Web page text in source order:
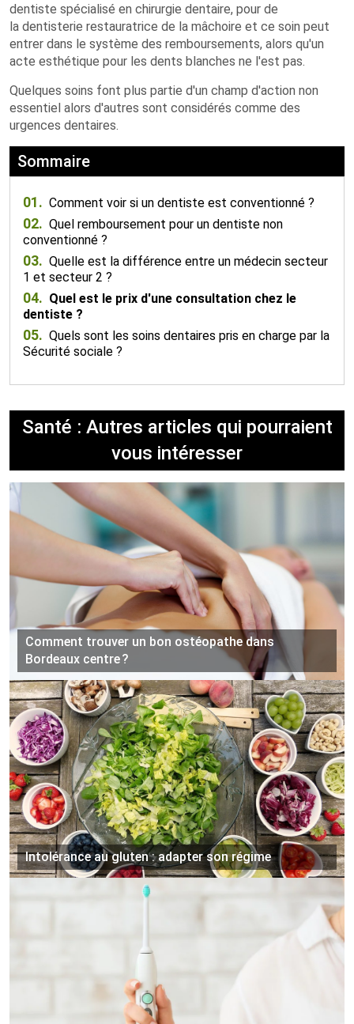
dentiste spécialisé en chirurgie dentaire, pour de
la dentisterie restauratrice de la mâchoire et ce soin peut
entrer dans le système des remboursements, alors qu'un
acte esthétique pour les dents blanches ne l'est pas.
Quelques soins font plus partie d'un champ d'action non
essentiel alors d'autres sont considérés comme des
urgences dentaires.
Sommaire
01. Comment voir si un dentiste est conventionné ?
02. Quel remboursement pour un dentiste non
conventionné ?
03. Quelle est la différence entre un médecin secteur
1 et secteur 2 ?
04. Quel est le prix d'une consultation chez le
dentiste ?
05. Quels sont les soins dentaires pris en charge par la
Sécurité sociale ?
Santé : Autres articles qui pourraient
vous intéresser
Comment trouver un bon ostéopathe dans
Bordeaux centre ?
Intolérance au gluten : adapter son régime